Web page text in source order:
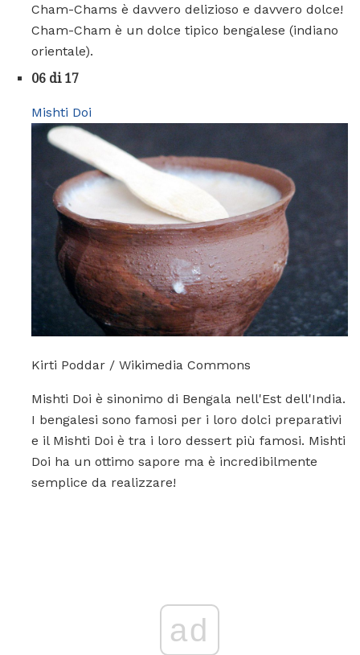
Cham-Chams è davvero delizioso e davvero dolce!
Cham-Cham è un dolce tipico bengalese (indiano
orientale).
06 di 17
Mishti Doi
Kirti Poddar / Wikimedia Commons
Mishti Doi è sinonimo di Bengala nell'Est dell'India.
I bengalesi sono famosi per i loro dolci preparativi
e il Mishti Doi è tra i loro dessert più famosi. Mishti
Doi ha un ottimo sapore ma è incredibilmente
semplice da realizzare!
ad